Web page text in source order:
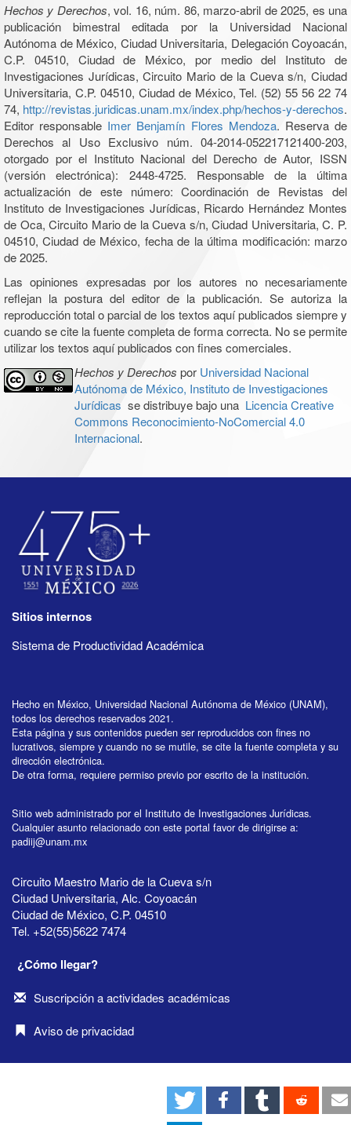
Hechos y Derechos, vol. 16, núm. 86, marzo-abril de 2025, es una
publicación bimestral editada por la Universidad Nacional
Autónoma de México, Ciudad Universitaria, Delegación Coyoacán,
C.P. 04510, Ciudad de México, por medio del Instituto de
Investigaciones Jurídicas, Circuito Mario de la Cueva s/n, Ciudad
Universitaria, C.P. 04510, Ciudad de México, Tel. (52) 55 56 22 74
74, http://revistas.juridicas.unam.mx/index.php/hechos-y-derechos.
Editor responsable Imer Benjamín Flores Mendoza. Reserva de
Derechos al Uso Exclusivo núm. 04-2014-052217121400-203,
otorgado por el Instituto Nacional del Derecho de Autor, ISSN
(versión electrónica): 2448-4725. Responsable de la última
actualización de este número: Coordinación de Revistas del
Instituto de Investigaciones Jurídicas, Ricardo Hernández Montes
de Oca, Circuito Mario de la Cueva s/n, Ciudad Universitaria, C. P.
04510, Ciudad de México, fecha de la última modificación: marzo
de 2025.
Las opiniones expresadas por los autores no necesariamente
reflejan la postura del editor de la publicación. Se autoriza la
reproducción total o parcial de los textos aquí publicados siempre y
cuando se cite la fuente completa de forma correcta. No se permite
utilizar los textos aquí publicados con fines comerciales.
Hechos y Derechos por Universidad Nacional
Autónoma de México, Instituto de Investigaciones
Jurídicas se distribuye bajo una Licencia Creative
Commons Reconocimiento-NoComercial 4.0
Internacional.
Sitios internos
Sistema de Productividad Académica
Hecho en México, Universidad Nacional Autónoma de México (UNAM),
todos los derechos reservados 2021.
Esta página y sus contenidos pueden ser reproducidos con fines no
lucrativos, siempre y cuando no se mutile, se cite la fuente completa y su
dirección electrónica.
De otra forma, requiere permiso previo por escrito de la institución.
Sitio web administrado por el Instituto de Investigaciones Jurídicas.
Cualquier asunto relacionado con este portal favor de dirigirse a:
padiij@unam.mx
Circuito Maestro Mario de la Cueva s/n
Ciudad Universitaria, Alc. Coyoacán
Ciudad de México, C.P. 04510
Tel. +52(55)5622 7474
¿Cómo llegar?
Suscripción a actividades académicas
Aviso de privacidad